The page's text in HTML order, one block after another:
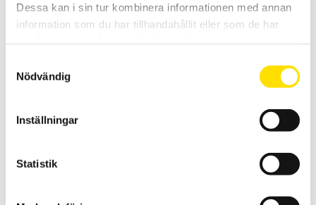
Dessa kan i sin tur kombinera informationen med annan
information som du har tillhandahållit eller som de har
Nödvändig
Inställningar
Statistik
Den smidigaste strömtången för växelströmsmätning att ha med
överallt. Välj mellan fyra modeller med olika strömområden och
för att passa i många applikationer
2,260.00kr